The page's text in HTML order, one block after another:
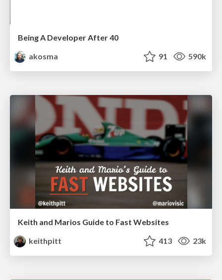
Being A Developer After 40
akosma
91 590k
Keith and Marios Guide to Fast Websites
keithpitt
413 23k